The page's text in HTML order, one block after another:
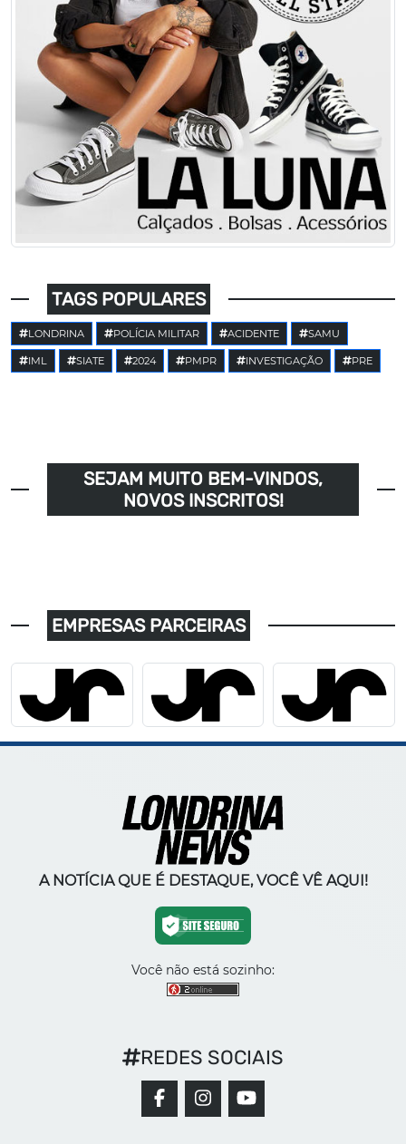
TAGS POPULARES
LONDRINA POLÍCIA MILITAR ACIDENTE SAMU
IML SIATE 2024 PMPR INVESTIGAÇÃO PRE
SEJAM MUITO BEM-VINDOS,
NOVOS INSCRITOS!
EMPRESAS PARCEIRAS
A NOTÍCIA QUE É DESTAQUE, VOCÊ VÊ AQUI!
Você não está sozinho:
REDES SOCIAIS